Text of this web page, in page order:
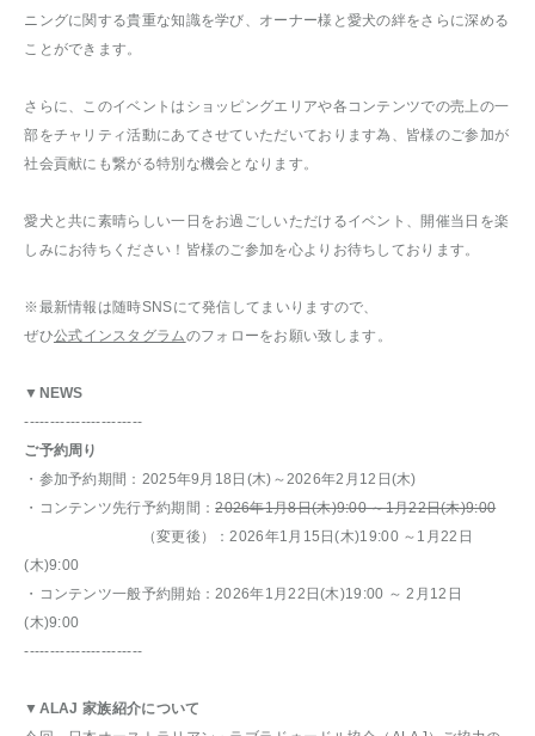
ニングに関する貴重な知識を学び、オーナー様と愛犬の絆をさらに深める
ことができます。
さらに、このイベントはショッピングエリアや各コンテンツでの売上の一
部をチャリティ活動にあてさせていただいております為、皆様のご参加が
社会貢献にも繋がる特別な機会となります。
愛犬と共に素晴らしい一日をお過ごしいただけるイベント、開催当日を楽
しみにお待ちください！皆様のご参加を心よりお待ちしております。
※最新情報は随時SNSにて発信してまいりますので、
ぜひ公式インスタグラムのフォローをお願い致します。
▼NEWS
-----------------------
ご予約周り
・参加予約期間：2025年9月18日(木)～2026年2月12日(木)
・コンテンツ先行予約期間：2026年1月8日(木)9:00 ～1月22日(木)9:00
（変更後）：2026年1月15日(木)19:00 ～1月22日
(木)9:00
・コンテンツ一般予約開始：2026年1月22日(木)19:00 ～ 2月12日
(木)9:00
-----------------------
▼ALAJ 家族紹介について